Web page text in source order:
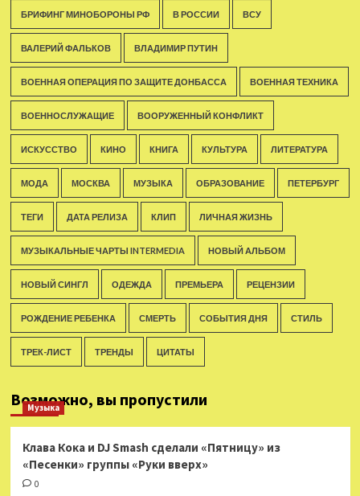
БРИФИНГ МИНОБОРОНЫ РФ В РОССИИ ВСУ
ВАЛЕРИЙ ФАЛЬКОВ ВЛАДИМИР ПУТИН
ВОЕННАЯ ОПЕРАЦИЯ ПО ЗАЩИТЕ ДОНБАССА ВОЕННАЯ ТЕХНИКА
ВОЕННОСЛУЖАЩИЕ ВООРУЖЕННЫЙ КОНФЛИКТ
ИСКУССТВО КИНО КНИГА КУЛЬТУРА ЛИТЕРАТУРА
МОДА МОСКВА МУЗЫКА ОБРАЗОВАНИЕ ПЕТЕРБУРГ
ТЕГИ ДАТА РЕЛИЗА КЛИП ЛИЧНАЯ ЖИЗНЬ
МУЗЫКАЛЬНЫЕ ЧАРТЫ INTERMEDIA НОВЫЙ АЛЬБОМ
НОВЫЙ СИНГЛ ОДЕЖДА ПРЕМЬЕРА РЕЦЕНЗИИ
РОЖДЕНИЕ РЕБЕНКА СМЕРТЬ СОБЫТИЯ ДНЯ СТИЛЬ
ТРЕК-ЛИСТ ТРЕНДЫ ЦИТАТЫ
Возможно, вы пропустили
Музыка
Клава Кока и DJ Smash сделали «Пятницу» из
«Песенки» группы «Руки вверх»
0